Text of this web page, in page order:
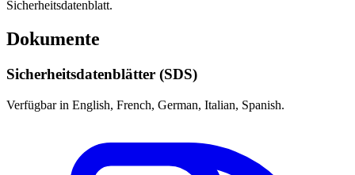
Sicherheitsdatenblatt.
Dokumente
Sicherheitsdatenblätter (SDS)
Verfügbar in English, French, German, Italian, Spanish.